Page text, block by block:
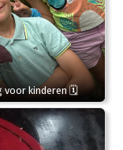
voor kinderen 🗓